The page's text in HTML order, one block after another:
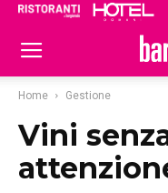
Home Gestione
Vini